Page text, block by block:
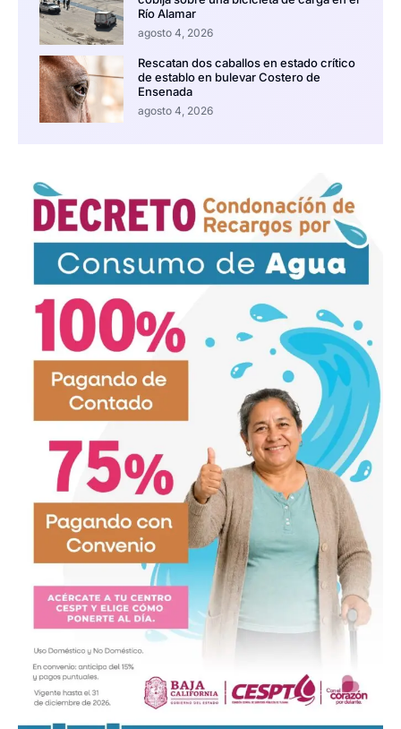
Río Alamar
agosto 4, 2026
Rescatan dos caballos en estado crítico
de establo en bulevar Costero de
Ensenada
agosto 4, 2026